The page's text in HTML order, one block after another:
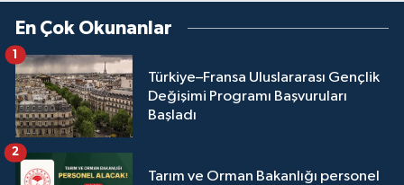
En Çok Okunanlar
Türkiye–Fransa Uluslararası Gençlik
Değişimi Programı Başvuruları
Başladı
1
Tarım ve Orman Bakanlığı personel
2